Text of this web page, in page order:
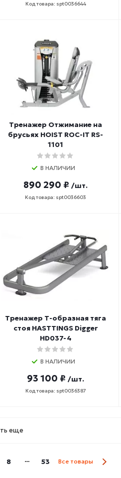
Код товара: spt0036644
Тренажер Отжимание на
брусьях HOIST ROC-IT RS-
1101
В НАЛИЧИИ
890 290 ₽ /шт.
Код товара: spt0036603
Тренажер Т-образная тяга
стоя HASTTINGS Digger
HD037-4
В НАЛИЧИИ
93 100 ₽ /шт.
Код товара: spt0036387
еще
8 53 Все товары